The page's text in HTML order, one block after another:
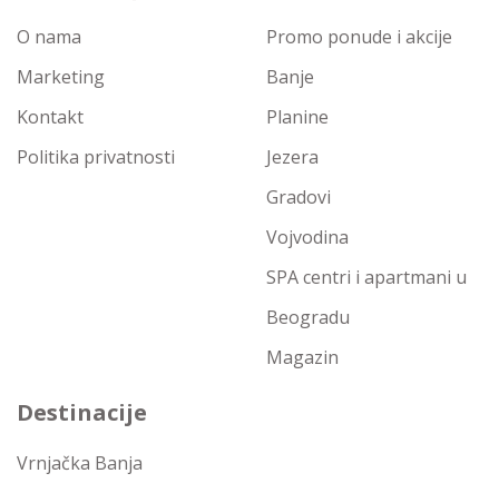
O nama
Marketing
Kontakt
Politika privatnosti
Promo ponude i akcije
Banje
Planine
Jezera
Gradovi
Vojvodina
SPA centri i apartmani u
Beogradu
Magazin
Destinacije
Vrnjačka Banja